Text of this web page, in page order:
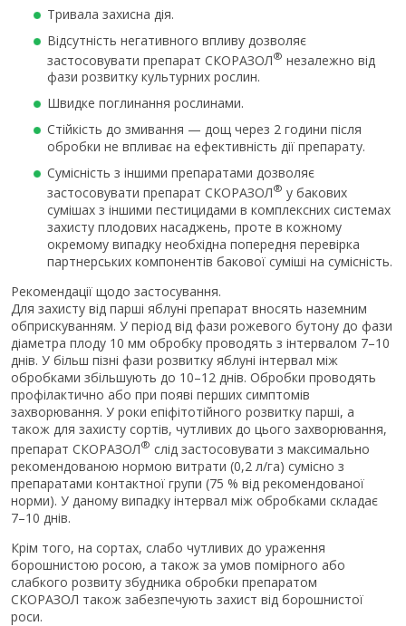
Тривала захисна дія.
Відсутність негативного впливу дозволяє
застосовувати препарат СКОРАЗОЛ® незалежно від
фази розвитку культурних рослин.
Швидке поглинання рослинами.
Стійкість до змивання — дощ через 2 години після
обробки не впливає на ефективність дії препарату.
Сумісність з іншими препаратами дозволяє
застосовувати препарат СКОРАЗОЛ® у бакових
сумішах з іншими пестицидами в комплексних системах
захисту плодових насаджень, проте в кожному
окремому випадку необхідна попередня перевірка
партнерських компонентів бакової суміші на сумісність.
Рекомендації щодо застосування.
Для захисту від парші яблуні препарат вносять наземним
обприскуванням. У період від фази рожевого бутону до фази
діаметра плоду 10 мм обробку проводять з інтервалом 7–10
днів. У більш пізні фази розвитку яблуні інтервал між
обробками збільшують до 10–12 днів. Оброб­ки проводять
профілактично або при появі перших симптомів
захворювання. У роки епіфітотійного розвитку парші, а
також для захисту сортів, чутливих до цього захворювання,
препарат СКОРАЗОЛ® слід застосовувати з максимально
рекомендованою нормою витрати (0,2 л/га) сумісно з
препаратами контактної групи (75 % від рекомендованої
норми). У даному випадку інтервал між оброб­ками складає
7–10 днів.
Крім того, на сортах, слабо чутливих до ураження
борошнистою росою, а та­кож за умов помірного або
слабкого розвиту збудника обробки препаратом
СКОРАЗОЛ також забезпечують захист від борошнистої
роси.